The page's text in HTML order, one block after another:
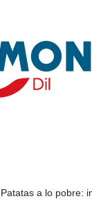
Patatas a lo pobre: